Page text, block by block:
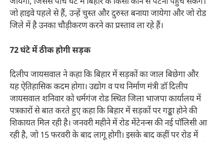
जो हाइवे पहले से हैं, उन्हें चुस्त और दुरुस्त बनाया जायेगा और जो रोड
जिले में है उनका चौड़ीकरण करने का प्रस्ताव ला रहे हैं।
72 घंटे में ठीक होगी सड़क
दिलीप जायसवाल ने कहा कि बिहार में सड़कों का जाल बिछेगा और
यह ऐतिहासिक कदम होगा। उद्योग व पथ निर्माण मंत्री डॉ दिलीप
जायसवाल शनिवार को धर्मगंज रोड स्थित जिला भाजपा कार्यालय में
पत्रकारों से बात करते हुए कहा कि बिहार में सड़कों पर गड्ढा होने की
शिकायत मिल रही है। जनवरी महीने में रोड मेंटेनन्स की नई पॉलिसी आ
रही है, जो 15 फरवरी के बाद लागू होगी। इसके बाद कहीं पर रोड में